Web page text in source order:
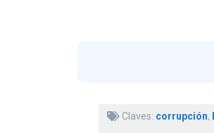
Claves: corrupción,